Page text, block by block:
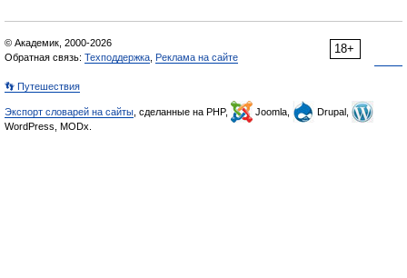
18+
© Академик, 2000-2026
Обратная связь: Техподдержка Реклама на сайте
👣 Путешествия
Экспорт словарей на сайты , сделанные на PHP, Joomla,
Drupal,
WordPress, MODx.